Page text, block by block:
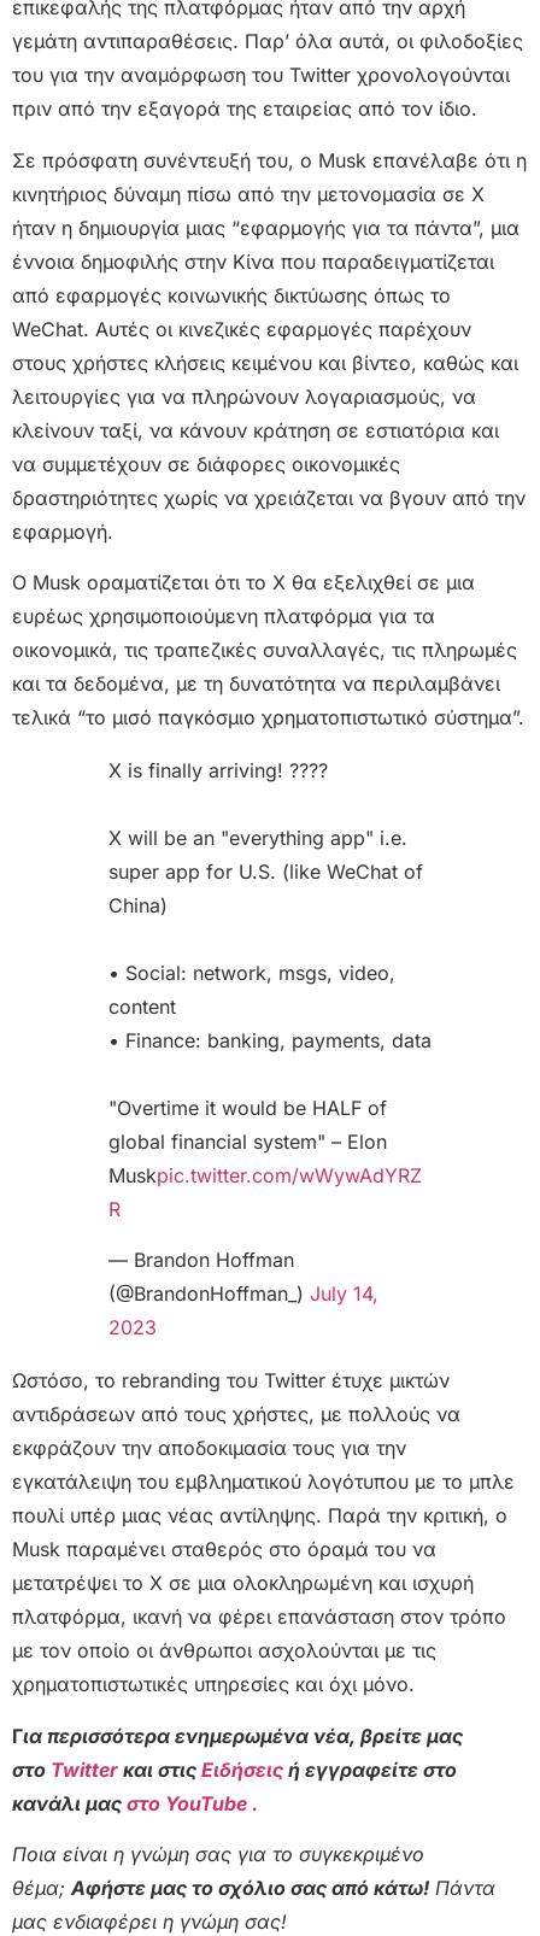
επικεφαλής της πλατφόρμας ήταν από την αρχή
γεμάτη αντιπαραθέσεις. Παρ’ όλα αυτά, οι φιλοδοξίες
του για την αναμόρφωση του Twitter χρονολογούνται
πριν από την εξαγορά της εταιρείας από τον ίδιο.
Σε πρόσφατη συνέντευξή του, ο Musk επανέλαβε ότι η
κινητήριος δύναμη πίσω από την μετονομασία σε X
ήταν η δημιουργία μιας “εφαρμογής για τα πάντα”, μια
έννοια δημοφιλής στην Κίνα που παραδειγματίζεται
από εφαρμογές κοινωνικής δικτύωσης όπως το
WeChat. Αυτές οι κινεζικές εφαρμογές παρέχουν
στους χρήστες κλήσεις κειμένου και βίντεο, καθώς και
λειτουργίες για να πληρώνουν λογαριασμούς, να
κλείνουν ταξί, να κάνουν κράτηση σε εστιατόρια και
να συμμετέχουν σε διάφορες οικονομικές
δραστηριότητες χωρίς να χρειάζεται να βγουν από την
εφαρμογή.
Ο Musk οραματίζεται ότι το X θα εξελιχθεί σε μια
ευρέως χρησιμοποιούμενη πλατφόρμα για τα
οικονομικά, τις τραπεζικές συναλλαγές, τις πληρωμές
και τα δεδομένα, με τη δυνατότητα να περιλαμβάνει
τελικά “το μισό παγκόσμιο χρηματοπιστωτικό σύστημα”.
X is finally arriving! ????
X will be an "everything app" i.e.
super app for U.S. (like WeChat of
China)
• Social: network, msgs, video,
content
• Finance: banking, payments, data
"Overtime it would be HALF of
global financial system" – Elon
Muskpic.twitter.com/wWywAdYRZ
R
— Brandon Hoffman
(@BrandonHoffman_) July 14,
2023
Ωστόσο, το rebranding του Twitter έτυχε μικτών
αντιδράσεων από τους χρήστες, με πολλούς να
εκφράζουν την αποδοκιμασία τους για την
εγκατάλειψη του εμβληματικού λογότυπου με το μπλε
πουλί υπέρ μιας νέας αντίληψης. Παρά την κριτική, ο
Musk παραμένει σταθερός στο όραμά του να
μετατρέψει το X σε μια ολοκληρωμένη και ισχυρή
πλατφόρμα, ικανή να φέρει επανάσταση στον τρόπο
με τον οποίο οι άνθρωποι ασχολούνται με τις
χρηματοπιστωτικές υπηρεσίες και όχι μόνο.
Για περισσότερα ενημερωμένα νέα, βρείτε μας
στο Twitter και στις Ειδήσεις ή εγγραφείτε στο
κανάλι μας στο YouTube .
Ποια είναι η γνώμη σας για το συγκεκριμένο
θέμα;Αφήστε μας το σχόλιο σας από κάτω! Πάντα
μας ενδιαφέρει η γνώμη σας!